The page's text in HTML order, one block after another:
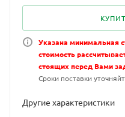
промышленности.
Указана минимальная
стоимость
стоящих перед Вами
Сроки поставки
Другие характеристики